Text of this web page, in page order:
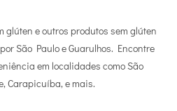
e outros produtos sem glúten
São Paulo e Guarulhos. Encontre
em localidades como São
Carapicuíba, e mais.